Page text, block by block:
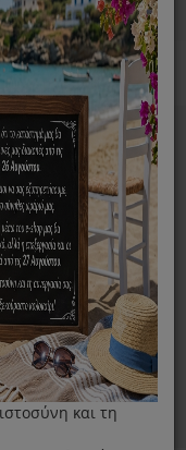
MENU
και τη